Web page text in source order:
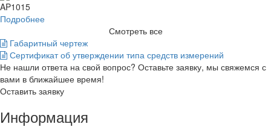
AP1015
Подробнее
Смотреть все
Габаритный чертеж
Сертификат об утверждении типа средств измерений
Не нашли ответа на свой вопрос? Оставьте заявку, мы свяжемся с
вами в ближайшее время!
Оставить заявку
Информация